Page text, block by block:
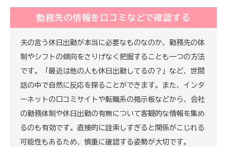
勤務先の情報を口コミなどで確認する
夫の言う休日出勤が本当に必要なものなのか、勤務先の体
制やシフトの傾向をさりげなく把握することも一つの方法
です。「最近は他の人も休日出勤してるの？」など、世間
話の中で自然に反応を探ることができます。また、インタ
ーネットの口コミサイトや転職系の掲示板などから、会社
の勤務体制や休日出勤の有無について客観的な情報を集め
るのも有効です。直接的に詮索しすぎると関係がこじれる
可能性もあるため、慎重に確認する姿勢が大切です。